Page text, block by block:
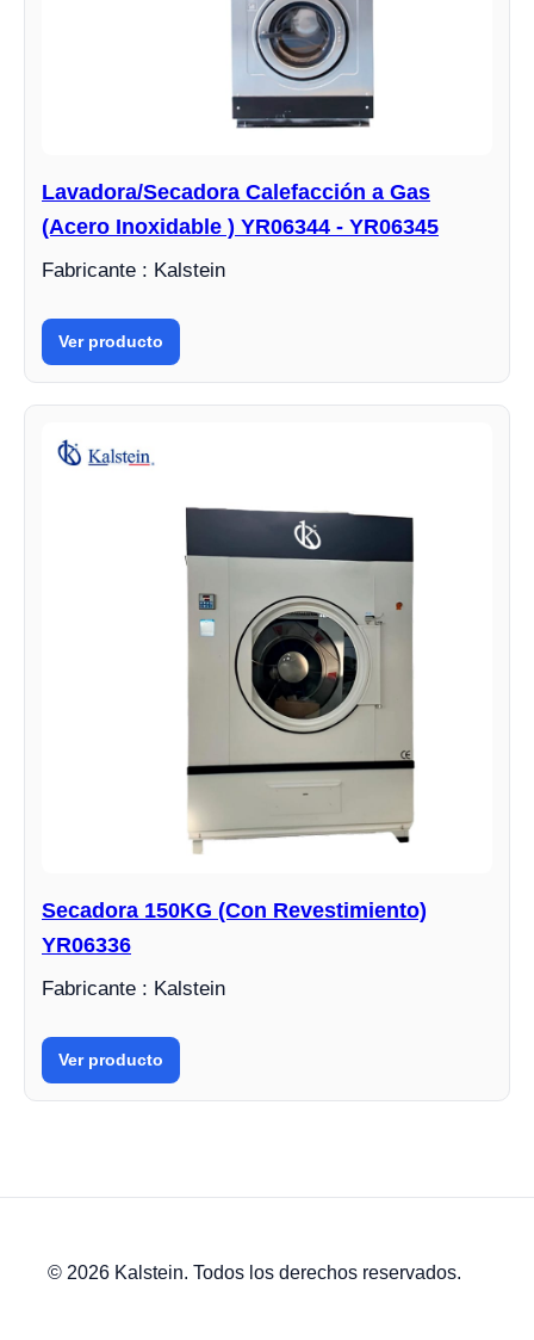
Lavadora/Secadora Calefacción a Gas
(Acero Inoxidable ) YR06344 - YR06345
Fabricante : Kalstein
Ver producto
Secadora 150KG (Con Revestimiento)
YR06336
Fabricante : Kalstein
Ver producto
© 2026 Kalstein. Todos los derechos reservados.